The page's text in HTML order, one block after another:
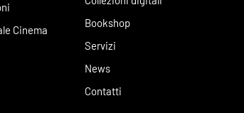
Cinema
Bookshop
Servizi
News
Contatti